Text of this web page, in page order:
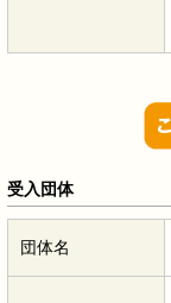
受入団体
団体名